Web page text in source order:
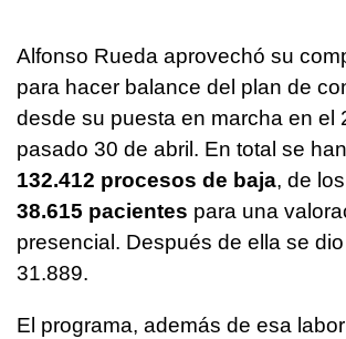
Alfonso Rueda aprovechó su
para hacer balance del plan de
desde su puesta en marcha en el
pasado 30 de abril. En total se
132.412 procesos de baja, de
38.615 pacientes para una
presencial. Después de ella se
31.889.
El programa, además de esa